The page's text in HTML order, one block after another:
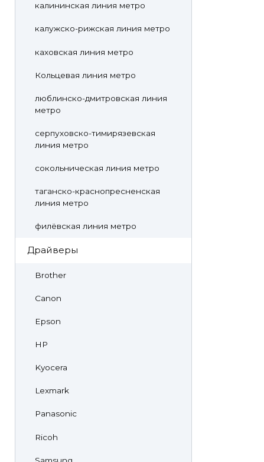
калининская линия метро
калужско-рижская линия метро
каховская линия метро
Кольцевая линия метро
люблинско-дмитровская линия
метро
серпуховско-тимирязевская
линия метро
сокольническая линия метро
таганско-краснопресненская
линия метро
филёвская линия метро
Драйверы
Brother
Canon
Epson
HP
Kyocera
Lexmark
Panasonic
Ricoh
Samsung